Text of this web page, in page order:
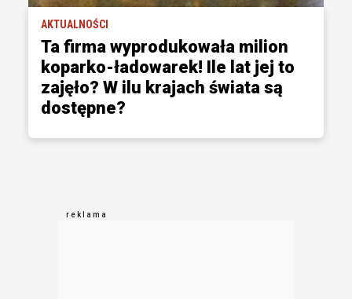
AKTUALNOŚCI
Ta firma wyprodukowała milion
koparko-ładowarek! Ile lat jej to
zajęło? W ilu krajach świata są
dostępne?